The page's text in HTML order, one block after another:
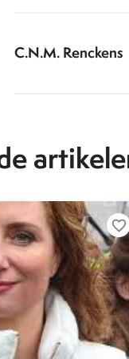
C.N.M. Renckens
favorite_border